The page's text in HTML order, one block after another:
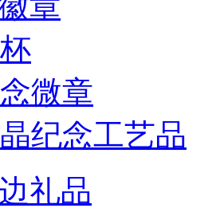
微章
纪念工艺品
礼品